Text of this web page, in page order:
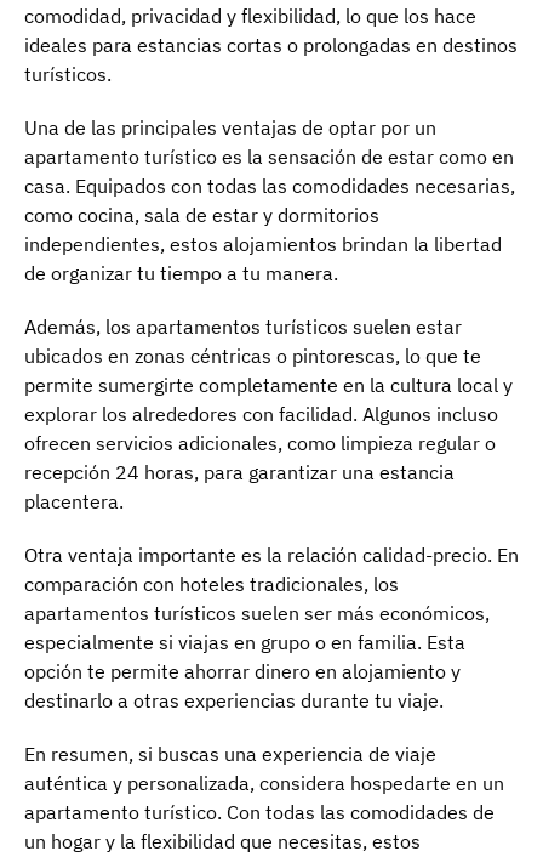
comodidad, privacidad y flexibilidad, lo que los hace
ideales para estancias cortas o prolongadas en destinos
turísticos.
Una de las principales ventajas de optar por un
apartamento turístico es la sensación de estar como en
casa. Equipados con todas las comodidades necesarias,
como cocina, sala de estar y dormitorios
independientes, estos alojamientos brindan la libertad
de organizar tu tiempo a tu manera.
Además, los apartamentos turísticos suelen estar
ubicados en zonas céntricas o pintorescas, lo que te
permite sumergirte completamente en la cultura local y
explorar los alrededores con facilidad. Algunos incluso
ofrecen servicios adicionales, como limpieza regular o
recepción 24 horas, para garantizar una estancia
placentera.
Otra ventaja importante es la relación calidad-precio. En
comparación con hoteles tradicionales, los
apartamentos turísticos suelen ser más económicos,
especialmente si viajas en grupo o en familia. Esta
opción te permite ahorrar dinero en alojamiento y
destinarlo a otras experiencias durante tu viaje.
En resumen, si buscas una experiencia de viaje
auténtica y personalizada, considera hospedarte en un
apartamento turístico. Con todas las comodidades de
un hogar y la flexibilidad que necesitas, estos